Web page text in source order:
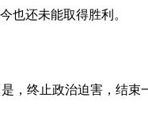
也还未能取得胜利。
终止政治迫害，结束